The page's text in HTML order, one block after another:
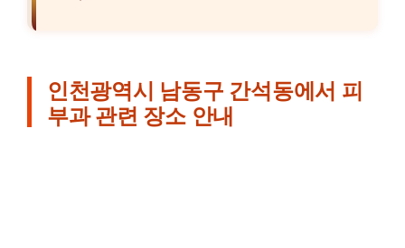
인천광역시 남동구 간석동에서 피
부과 관련 장소 안내